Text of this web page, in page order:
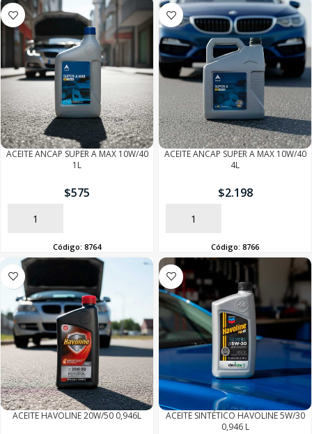
ACEITE ANCAP SUPER A MAX 10W/40
1L
$575
AÑADIR
Código: 8764
ACEITE ANCAP SUPER A MAX 10W/40
4L
$2.198
AÑADIR
Código: 8766
ACEITE HAVOLINE 20W/50 0,946L
ACEITE SINTÉTICO HAVOLINE 5W/30
0,946 L